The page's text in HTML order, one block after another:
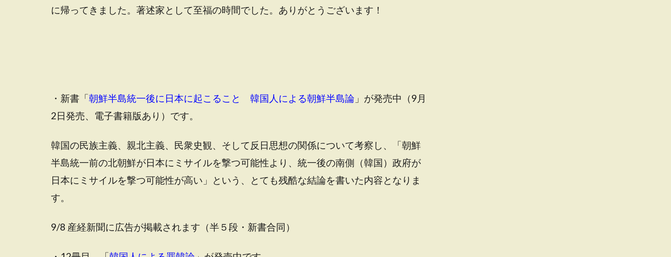
に帰ってきました。著述家として至福の時間でした。ありがとうございます！
・新書「朝鮮半島統一後に日本に起こること 韓国人による朝鮮半島論 」が発売中（9月
2日発売、電子書籍版あり）です。
韓国の民族主義、親北主義、民衆史観、そして反日思想の関係について考察し、「朝鮮
半島統一前の北朝鮮が日本にミサイルを撃つ可能性より、統一後の南側（韓国）政府が
日本にミサイルを撃つ可能性が高い」という、とても残酷な結論を書いた内容となりま
す。
9/8 産経新聞に広告が掲載されます（半５段・新書合同）